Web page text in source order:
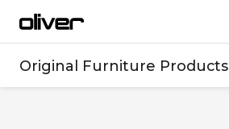
Original Furniture Products